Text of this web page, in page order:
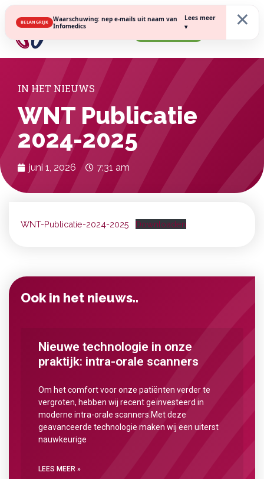
×
BELANGRIJK
Waarschuwing: nep e-mails uit naam van
Infomedics
Lees meer
▾
Inschrijven
IN HET NIEUWS
WNT Publicatie
2024-2025
juni 1, 2026 7:31 am
WNT-Publicatie-2024-2025 Downloaden
Ook in het nieuws..
Nieuwe technologie in onze
praktijk: intra-orale scanners
Om het comfort voor onze patiënten verder te
vergroten, hebben wij recent geïnvesteerd in
moderne intra-orale scanners.Met deze
geavanceerde technologie maken wij een uiterst
nauwkeurige
LEES MEER »